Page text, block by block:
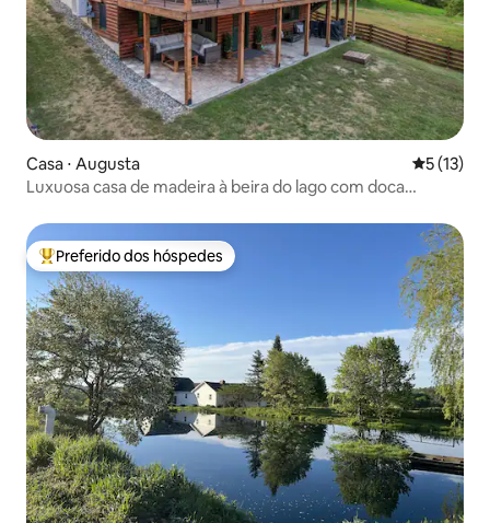
Casa ⋅ Augusta 5 de uma
5 (13)
Luxuosa casa de madeira à beira do lago com doca
Entre os melhores preferidos dos hóspedes
Preferido dos hóspedes